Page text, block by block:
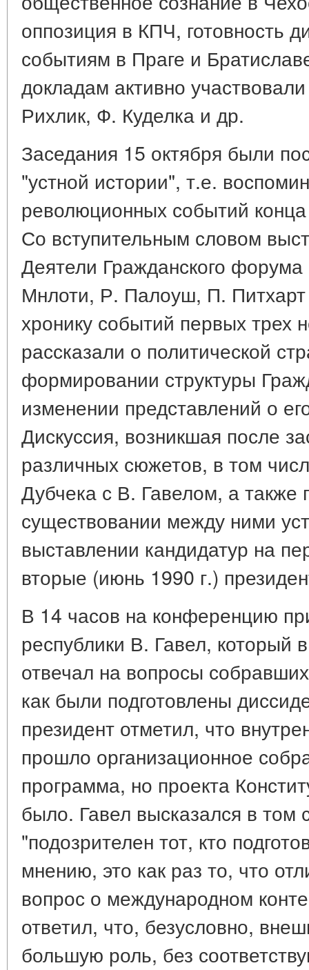
оппозиция в КПЧ, готовность
событиям в Праге и
докладам активно
Рихлик, Ф. Куделка и др.
Заседания 15 октября были
"устной истории", т.е.
революционных событий
Со вступительным словом
Деятели Гражданского
Мнлоти, Р. Палоуш, П. Питхарт
хронику событий первых трех
рассказали о политической
формировании структуры
изменении представлений о
Дискуссия, возникшая после
различных сюжетов, в том
Дубчека с В. Гавелом, а также
существовании между ними
выставлении кандидатур на
вторые (июнь 1990 г.)
В 14 часов на конференцию
республики В. Гавел, который
отвечал на вопросы
как были подготовлены
президент отметил, что
прошло организационное
программа, но проекта
было. Гавел высказался в том
"подозрителен тот, кто
мнению, это как раз то, что
вопрос о международном
ответил, что, безусловно,
большую роль, без